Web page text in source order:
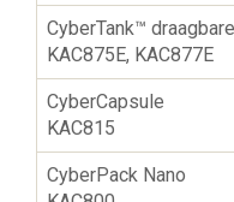
CyberTank™
KAC875E, KAC877E
CyberCapsule
KAC815
CyberPack Nano